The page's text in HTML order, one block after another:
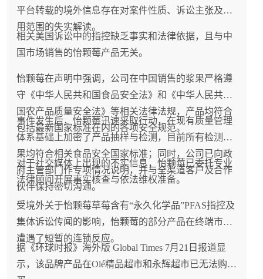
平台转载的境外信息存在对案件性质、诉讼主张及适
用范围的失实解读。
相关美国诉讼中的指控缺乏事实和法律依据，且与中
国市场销售的怡颗莓产品无关。
怡颗莓在声明中强调，公司在中国销售的浆果严格遵
守《中华人民共和国食品安全法》和《中华人民共和
国农产品质量安全法》等相关法律法规，产品均符合
包括最新国家标准在内的各项安全规范。
事件发生后，怡颗莓迅速采取行动，在现有质量管理
体系基础上加密了产品抽样与检测，目前所有检测结
果均符合相关食品安全国家标准；同时，公司已向政
府主管部门作专项情况说明，并与全渠道客户及合作
伙伴保持密切沟通。
对于社交媒体上出现的不实信息，怡颗莓已委托专业
法律顾问开展事实核查与依法维权准备。
受境外关于怡颗莓草莓含有“永久化学品”PFAS指控及
集体诉讼传闻的影响，怡颗莓的部分产品在终端市场
遭遇了短暂的连锁反应。
据《环球时报》海外版 Global Times 7月21日报道显
示，该品牌产品在Olé精品超市和永辉超市已无法购